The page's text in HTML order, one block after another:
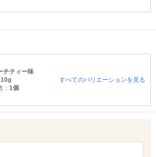
チティー味
： 1個
すべてのバリエーションを見る